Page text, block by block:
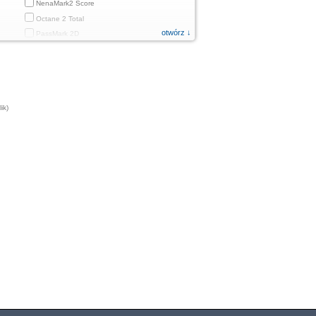
NenaMark2 Score
Octane 2 Total
PassMark 2D
otwórz ↓